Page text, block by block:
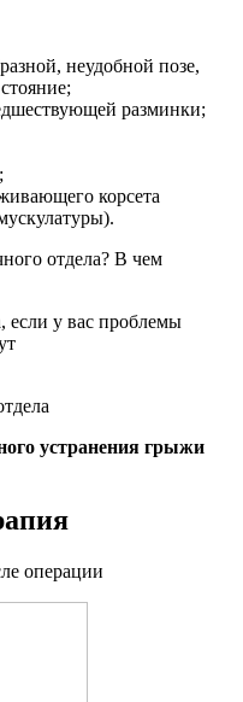
неудобной позе,
разминки;
корсета
отдела? В чем
если у вас проблемы
устранения грыжи